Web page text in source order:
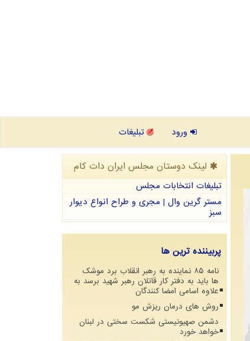
ورود تبلیغات
لینک دوستان مجلس ایران دات كام
تبلیغات انتخابات مجلس
مستر گرین وال | مجری و طراح انواع دیوار
سبز
پربیننده ترین ها
نامه ۸۵ نماینده به رهبر انقلاب برد موشک
ها باید به دفتر کار قاتلان رهبر شهید برسد به
علاوه اسامی امضا کنندگان
روش های درمان ریزش مو
دشمن صهیونیستی شکست سختی در لبنان
خواهد خورد